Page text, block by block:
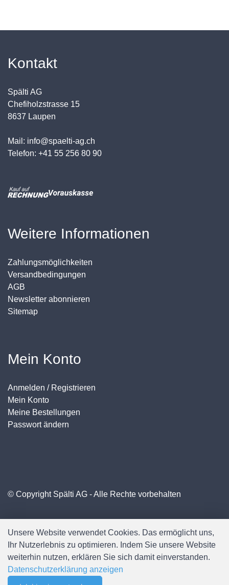
Kontakt
Spälti AG
Chefiholzstrasse 15
8637 Laupen
Mail: info@spaelti-ag.ch
Telefon: +41 55 256 80 90
Weitere Informationen
Zahlungsmöglichkeiten
Versandbedingungen
AGB
Newsletter abonnieren
Sitemap
Mein Konto
Anmelden / Registrieren
Mein Konto
Meine Bestellungen
Passwort ändern
© Copyright Spälti AG - Alle Rechte vorbehalten
Unsere Website verwendet Cookies. Das ermöglicht uns,
Ihr Nutzerlebnis zu optimieren. Indem Sie unsere Website
weiterhin nutzen, erklären Sie sich damit einverstanden.
Datenschutzerklärung anzeigen